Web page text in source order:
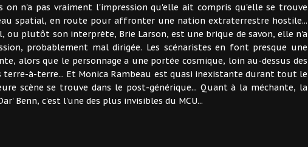
on n'a pas vraiment l'impression qu'elle ait compris qu'elle se trouve
spatial, en route pour affronter une nation extraterrestre hostile...
ou plutôt son interprète, Brie Larson, est une brique de savon, elle n'a
probablement mal dirigée. Les scénaristes en font presque une
alors que le personnage a une portée cosmique, loin au-dessus des
terre-à-terre... Et Monica Rambeau est quasi inexistante durant tout le
scène se trouve dans le post-générique... Quant à la méchante, la
Benn, c'est l'une des plus invisibles du MCU...